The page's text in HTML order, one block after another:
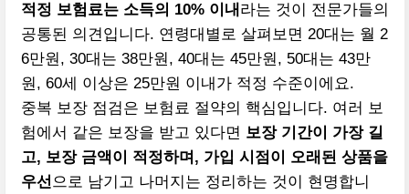
적정 보험료는 소득의 10% 이내 라는 것이 전문가들의
공통된 의견입니다. 연령대별로 살펴보면 20대는 월 2
6만원, 30대는 38만원, 40대는 45만원, 50대는 43만
원, 60세 이상은 25만원 이내가 적정 수준이에요.
중복 보장 점검은 보험료 절약의 핵심입니다. 여러 보
험에서 같은 보장을 받고 있다면 보장 기간이 가장 길
고, 보장 금액이 적정하며, 가입 시점이 오래된 상품을
우선으로 남기고 나머지는 정리하는 것이 현명합니